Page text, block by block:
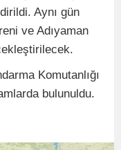
Aynı gün
ve Adıyaman
Komutanlığı
bulunuldu.